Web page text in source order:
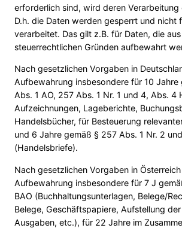
erforderlich sind, wird deren Verarbeitung
D.h. die Daten werden gesperrt und nicht
verarbeitet. Das gilt z.B. für Daten, die
steuerrechtlichen Gründen aufbewahrt
Nach gesetzlichen Vorgaben in
Aufbewahrung insbesondere für 10 Jahre
Abs. 1 AO, 257 Abs. 1 Nr. 1 und 4, Abs. 4
Aufzeichnungen, Lageberichte,
Handelsbücher, für Besteuerung
und 6 Jahre gemäß § 257 Abs. 1 Nr. 2
(Handelsbriefe).
Nach gesetzlichen Vorgaben in
Aufbewahrung insbesondere für 7 J
BAO (Buchhaltungsunterlagen, Belege/
Belege, Geschäftspapiere, Aufstellung
Ausgaben, etc.), für 22 Jahre im